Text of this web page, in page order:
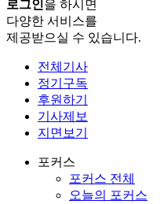
로그인을 하시면
다양한 서비스를
제공받으실 수 있습니다.
전체기사
정기구독
후원하기
기사제보
지면보기
포커스
포커스 전체
오늘의 포커스